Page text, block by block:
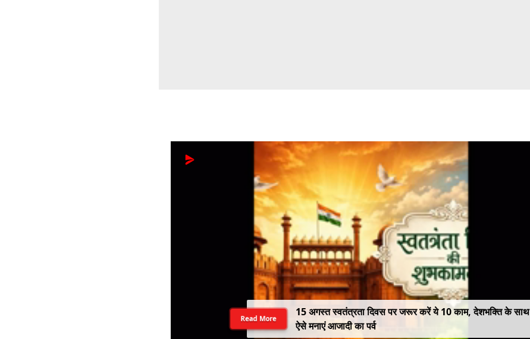
15 अगस्त स्वतंत्रता दिवस पर जरूर करें ये 10 काम, देशभक्ति के साथ
ऐसे मनाएं आजादी का पर्व
Read More